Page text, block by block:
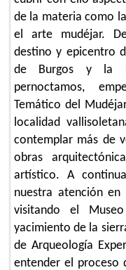
de la materia como
el arte mudéjar.
destino y epicentro
de Burgos y la
pernoctamos,
Temático del
localidad
contemplar más de
obras
artístico. A
nuestra atención
visitando el
yacimiento de la
de Arqueología
entender el proceso